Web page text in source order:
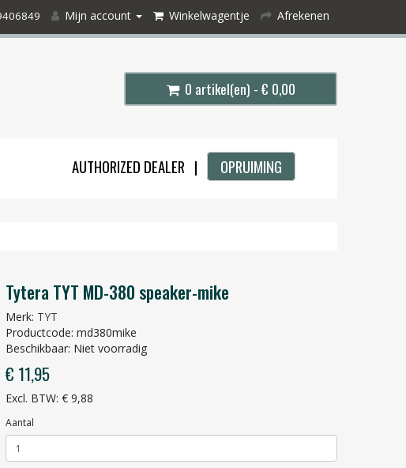
Mijn account Winkelwagentje Afrekenen
0 artikel(en) - € 0,00
AUTHORIZED DEALER | OPRUIMING
Tytera TYT MD-380 speaker-mike
Merk: TYT
Productcode: md380mike
Beschikbaar: Niet voorradig
€ 11,95
Excl. BTW: € 9,88
Aantal